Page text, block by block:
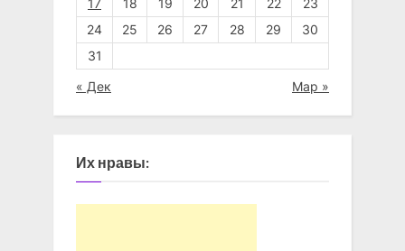
17
18 19 20 21 22
23
24
25 26 27 28 29
30
31
« Дек Мар »
Их нравы: